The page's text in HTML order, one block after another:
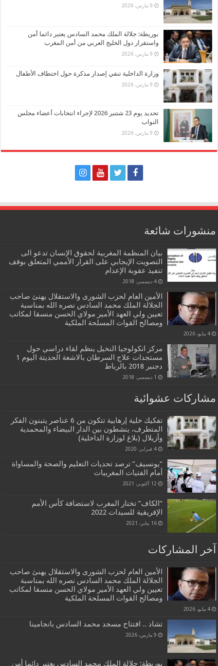
9 مارس، 2026
بوريطة: جلالة الملك محمد السادس يعتبر دائما أمن
واستقرار دول الخليج العربي من أمن المغرب
9 مارس، 2026
وزارة الداخلية تنفي إصدار مذكرة حول اختطاف الأطفال
9 مارس، 2026
تحديد يوم 23 شتنبر 2026 لإجراء انتخابات أعضاء مجلس
النواب
9 مارس، 2026
منشورات شائعة
بيان المنظمة المغربية لحقوق الإنسان تدعو الى
التصويت الإيجابي على القرار الأممي المتعلق بوقف
تنفيذ عقوبة الإعدام
4 ديسمبر، 2018
الأمين العام لحزب الشورى والاستقلال يهنئ صاحب
الجلالة الملك محمد السادس نصره الله بمناسبة
تعيين ولي العهد الأمير مولاي الحسن منسقا لمكاتب
ومصالح القوات المسلحة الملكية
4 مايو، 2026
مركز انكولوجيا النخيل ينظم لقاء دراسي حول
مستجدات علاج السرطان بالاشعة الحديتة اليوم 1
دجنبر 2018 بالرباط
1 ديسمبر، 2018
مشاركات عشوائية
تفكيك خلية إرهابية تتكون من 6 عناصر يتبنون الفكر
المتطرف، ينشطون بين الدار البيضاء والمحمدية
وأزيلال (بلاغ لوزارة الداخلية)
4 فبراير، 2020
“يونسيف” ترصد تحديات التعليم والصحة والمساواة
أمام الفتيات المغربيات
12 أكتوبر، 2021
“الكاف” تختار المغرب لاستضافة كأس الأمم
الإفريقية للسيدات 2022
16 يناير، 2021
آخر المشاركات
الأمين العام لحزب الشورى والاستقلال يهنئ صاحب
الجلالة الملك محمد السادس نصره الله بمناسبة
تعيين ولي العهد الأمير مولاي الحسن منسقا لمكاتب
ومصالح القوات المسلحة الملكية
4 مايو، 2026
تشاد .. افتتاح مسجد محمد السادس بانجامينا
9 مارس، 2026
بوريطة: جلالة الملك محمد السادس يعتبر دائما أمن